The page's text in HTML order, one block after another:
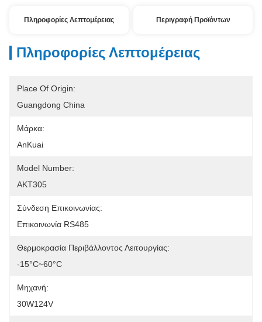
Πληροφορίες Λεπτομέρειας Περιγραφή Προϊόντων
Πληροφορίες Λεπτομέρειας
Place Of Origin:
Guangdong China
Μάρκα:
AnKuai
Model Number:
AKT305
Σύνδεση Επικοινωνίας:
Επικοινωνία RS485
Θερμοκρασία Περιβάλλοντος Λειτουργίας:
-15°C~60°C
Μηχανή:
30W124V